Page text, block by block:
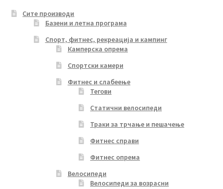
Сите производи
Базени и летна програма
Спорт, фитнес, рекреација и кампинг
Камперска опрема
Спортски камери
Фитнес и слабеење
Тегови
Статични велосипеди
Траки за трчање и пешачење
Фитнес справи
Фитнес опрема
Велосипеди
Велосипеди за возрасни